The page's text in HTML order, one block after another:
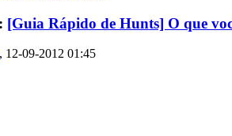
[Guia Rápido de Hunts] O que
, 12-09-2012 01:45